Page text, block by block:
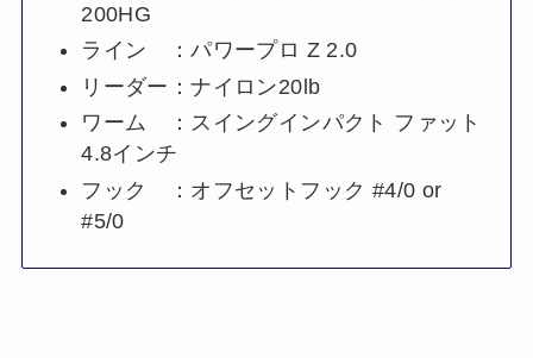
200HG
ライン ：パワープロ Z 2.0
リーダー：ナイロン20lb
ワーム ：スイングインパクト ファット
4.8インチ
フック ：オフセットフック #4/0 or
#5/0